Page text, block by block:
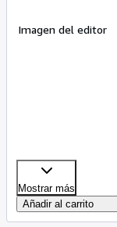
Imagen del editor
Mostrar más
Añadir al carrito